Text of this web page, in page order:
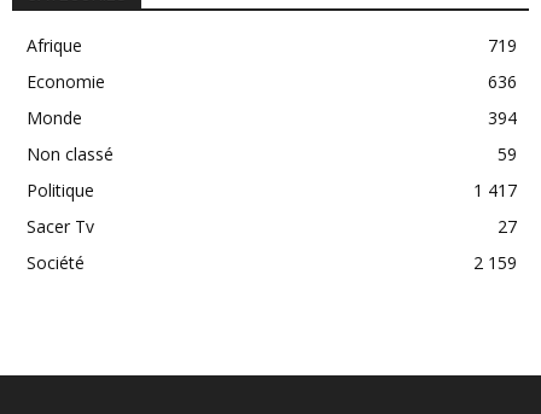
Afrique
719
Economie
636
Monde
394
Non classé
59
Politique
1 417
Sacer Tv
27
Société
2 159